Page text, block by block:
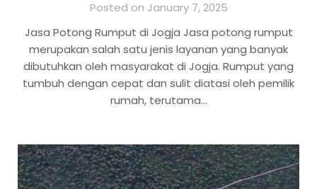
Posted on January 7, 2025
Jasa Potong Rumput di Jogja Jasa potong rumput
merupakan salah satu jenis layanan yang banyak
dibutuhkan oleh masyarakat di Jogja. Rumput yang
tumbuh dengan cepat dan sulit diatasi oleh pemilik
rumah, terutama…